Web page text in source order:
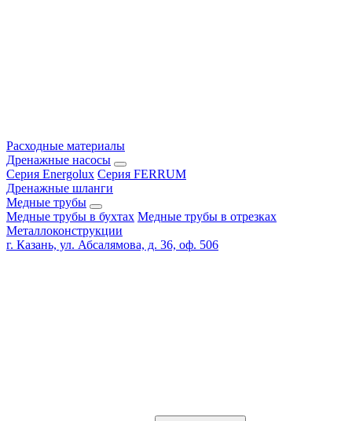
Расходные материалы
Дренажные насосы
Серия Energolux Серия FERRUM
Дренажные шланги
Медные трубы
Медные трубы в бухтах Медные трубы в отрезках
Металлоконструкции
г. Казань, ул. Абсалямова, д. 36, оф. 506